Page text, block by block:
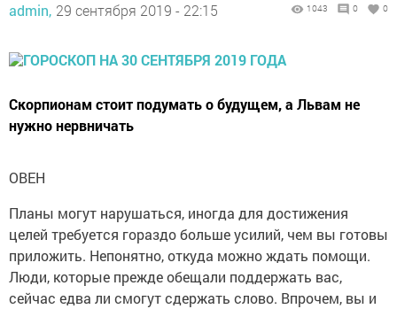
admin, 29 сентября 2019 - 22:15 1043 0 0
Скорпионам стоит подумать о будущем, а Львам не
нужно нервничать
ОВЕН
Планы могут нарушаться, иногда для достижения
целей требуется гораздо больше усилий, чем вы готовы
приложить. Непонятно, откуда можно ждать помощи.
Люди, которые прежде обещали поддержать вас,
сейчас едва ли смогут сдержать слово. Впрочем, вы и